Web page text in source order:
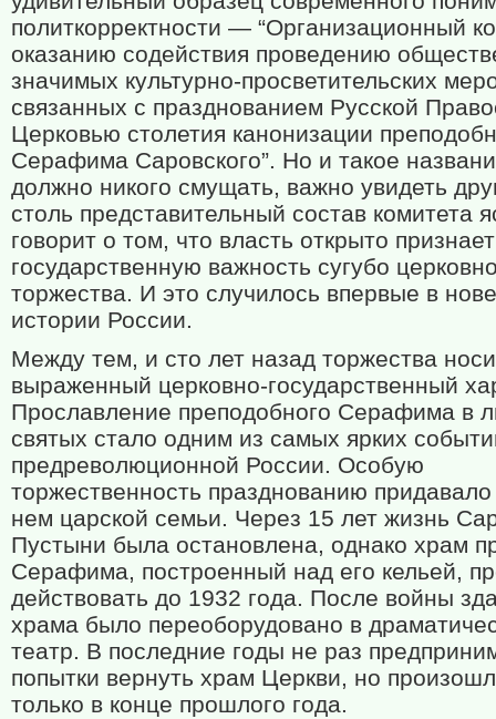
политкорректности — “Организационный
оказанию содействия проведению
значимых культурно-просветительских
связанных с празднованием Русской
Церковью столетия канонизации
Серафима Саровского”. Но и такое
должно никого смущать, важно увидеть
столь представительный состав комитета
говорит о том, что власть открыто признает
государственную важность сугубо
торжества. И это случилось впервые в
истории России.
Между тем, и сто лет назад торжества
выраженный церковно-государственный
Прославление преподобного Серафима в
святых стало одним из самых ярких
предреволюционной России. Особую
торжественность празднованию придавало
нем царской семьи. Через 15 лет жизнь
Пустыни была остановлена, однако храм
Серафима, построенный над его кельей,
действовать до 1932 года. После войны
храма было переоборудовано в
театр. В последние годы не раз
попытки вернуть храм Церкви, но
только в конце прошлого года.